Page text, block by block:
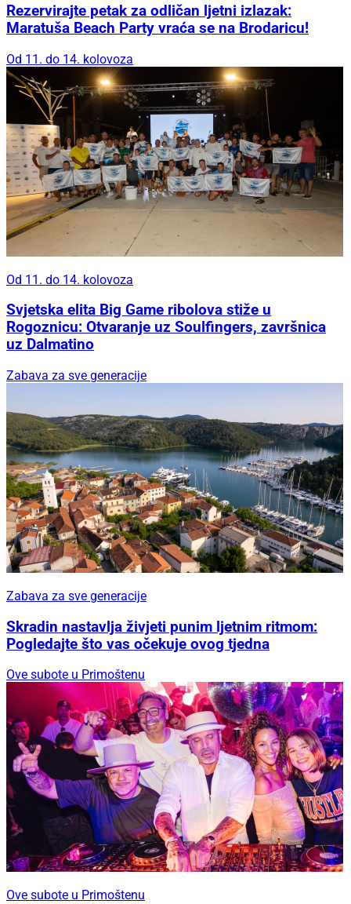
Rezervirajte petak za odličan ljetni izlazak:
Maratuša Beach Party vraća se na Brodaricu!
Od 11. do 14. kolovoza
Od 11. do 14. kolovoza
Svjetska elita Big Game ribolova stiže u
Rogoznicu: Otvaranje uz Soulfingers, završnica
uz Dalmatino
Zabava za sve generacije
Zabava za sve generacije
Skradin nastavlja živjeti punim ljetnim ritmom:
Pogledajte što vas očekuje ovog tjedna
Ove subote u Primoštenu
Ove subote u Primoštenu